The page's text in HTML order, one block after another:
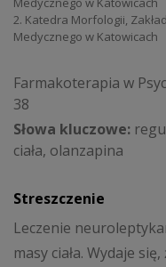
2. Katedra Morfologii,
Medycznego w Katowicach
Farmakoterapia w
38
Słowa kluczowe:
ciała, olanzapina
Streszczenie
Leczenie
masy ciała. Wydaje